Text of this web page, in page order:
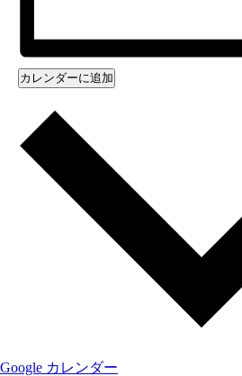
カレンダーに追加
Google カレンダー